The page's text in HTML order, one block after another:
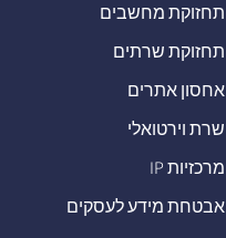
תחזוקת מחשבים
תחזוקת שרתים
אחסון אתרים
שרת וירטואלי
מרכזיות IP
אבטחת מידע לעסקים